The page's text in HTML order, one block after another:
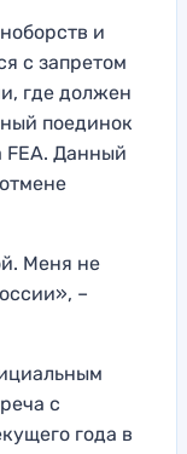
и
с запретом
где должен
поединок
FEA. Данный
Меня не
–
с
года в